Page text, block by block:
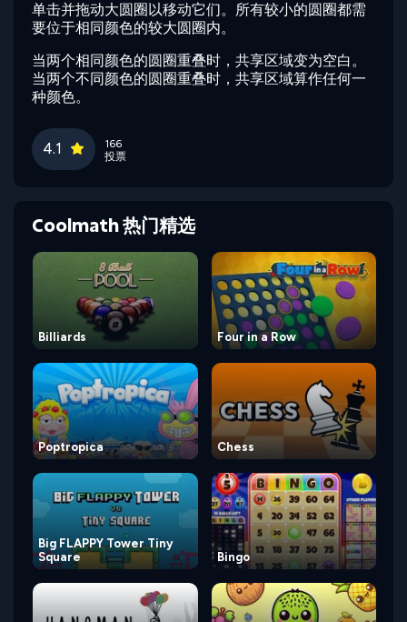
单击并拖动大圆圈以移动它们。所有较小的圆圈都需
要位于相同颜色的较大圆圈内。
当两个相同颜色的圆圈重叠时，共享区域变为空白。
当两个不同颜色的圆圈重叠时，共享区域算作任何一
种颜色。
4.1
166
投票
Coolmath 热门精选
Billiards Four in a Row
Poptropica Chess
Big FLAPPY Tower Tiny
Square
Bingo